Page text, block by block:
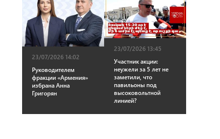
23/07/2026 14:02
Руководителем
фракции «Армения»
избрана Анна
Григорян
23/07/2026 13:45
Участник акции:
неужели за 5 лет не
заметили, что
павильоны под
высоковольтной
линией?